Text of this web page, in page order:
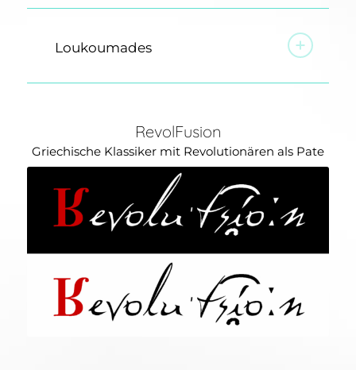
Loukoumades
RevolFusion
Griechische Klassiker mit Revolutionären als Pate